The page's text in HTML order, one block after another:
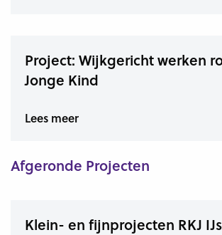
Project: Wijkgericht werken
Jonge Kind
Lees meer
Afgeronde Projecten
Klein- en fijnprojecten RKJ